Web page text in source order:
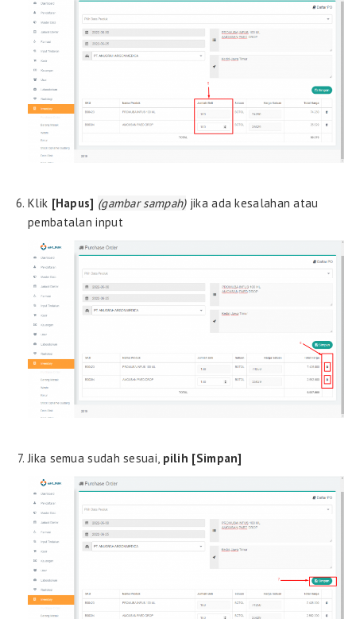
Klik [Hapus] (gambar sampah)jika ada kesalahan atau
pembatalan input
Jika semua sudah sesuai, pilih [Simpan]